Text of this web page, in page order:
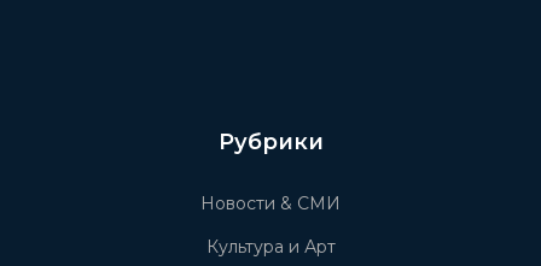
Рубрики
Новости & СМИ
Культура и Арт